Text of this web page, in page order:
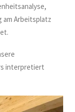
am Arbeitsplatz
interpretiert